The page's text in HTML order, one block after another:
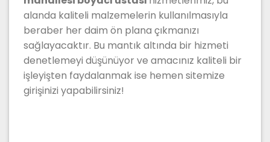
alanda kaliteli malzemelerin kullanılmasıyla
beraber her daim ön plana çıkmanızı
sağlayacaktır. Bu mantık altında bir hizmeti
denetlemeyi düşünüyor ve amacınız kaliteli bir
işleyişten faydalanmak ise hemen sitemize
girişinizi yapabilirsiniz!